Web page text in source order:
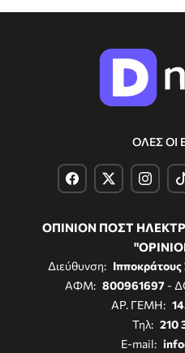
ΟΛΕΣ ΟΙ
ΟΠΙΝΙΟΝ ΠΟΣΤ
Διεύθυνση:
ΑΦΜ: 800961697-
ΑΡ. ΓΕΜΗ:
Τηλ: 210
E-mail: